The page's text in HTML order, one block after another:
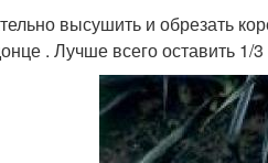
высушить и обрезать
. Лучше всего оставить 1/